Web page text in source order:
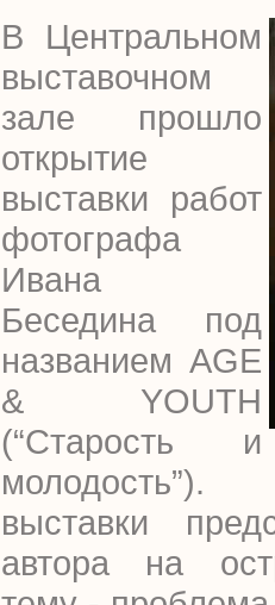
В Центральном
выставочном
зале прошло
открытие
выставки работ
фотографа
Ивана
Беседина под
названием AGE
& YOUTH
(“Старость и
выставки
автора на